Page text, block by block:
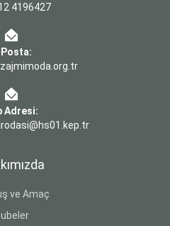
4196427
Adresi:
ve Amaç